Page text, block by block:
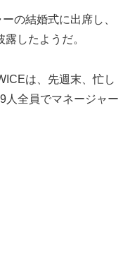
の結婚式に出席し、
したようだ。
は、先週末、忙し
人全員でマネージャー